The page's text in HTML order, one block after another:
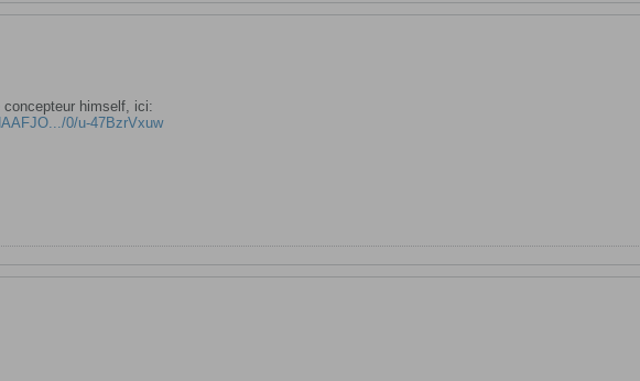
himself, ici:
0/u-47BzrVxuw